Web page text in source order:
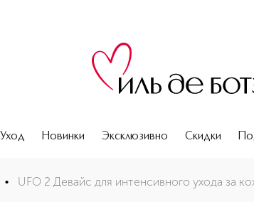
Уход Новинки Эксклюзивно Скидки
• UFO 2 Девайс для интенсивного ухода за